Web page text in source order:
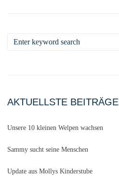
AKTUELLSTE BEITRÄGE
Unsere 10 kleinen Welpen wachsen
Sammy sucht seine Menschen
Update aus Mollys Kinderstube